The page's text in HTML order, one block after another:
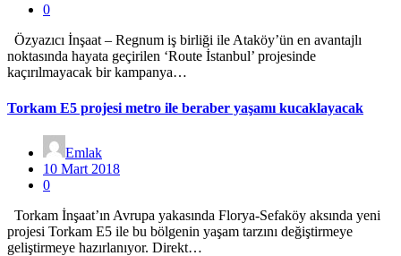
0
Özyazıcı İnşaat – Regnum iş birliği ile Ataköy’ün en avantajlı
noktasında hayata geçirilen ‘Route İstanbul’ projesinde
kaçırılmayacak bir kampanya…
Torkam E5 projesi metro ile beraber yaşamı kucaklayacak
Emlak
10 Mart 2018
0
Torkam İnşaat’ın Avrupa yakasında Florya-Sefaköy aksında yeni
projesi Torkam E5 ile bu bölgenin yaşam tarzını değiştirmeye
geliştirmeye hazırlanıyor. Direkt…